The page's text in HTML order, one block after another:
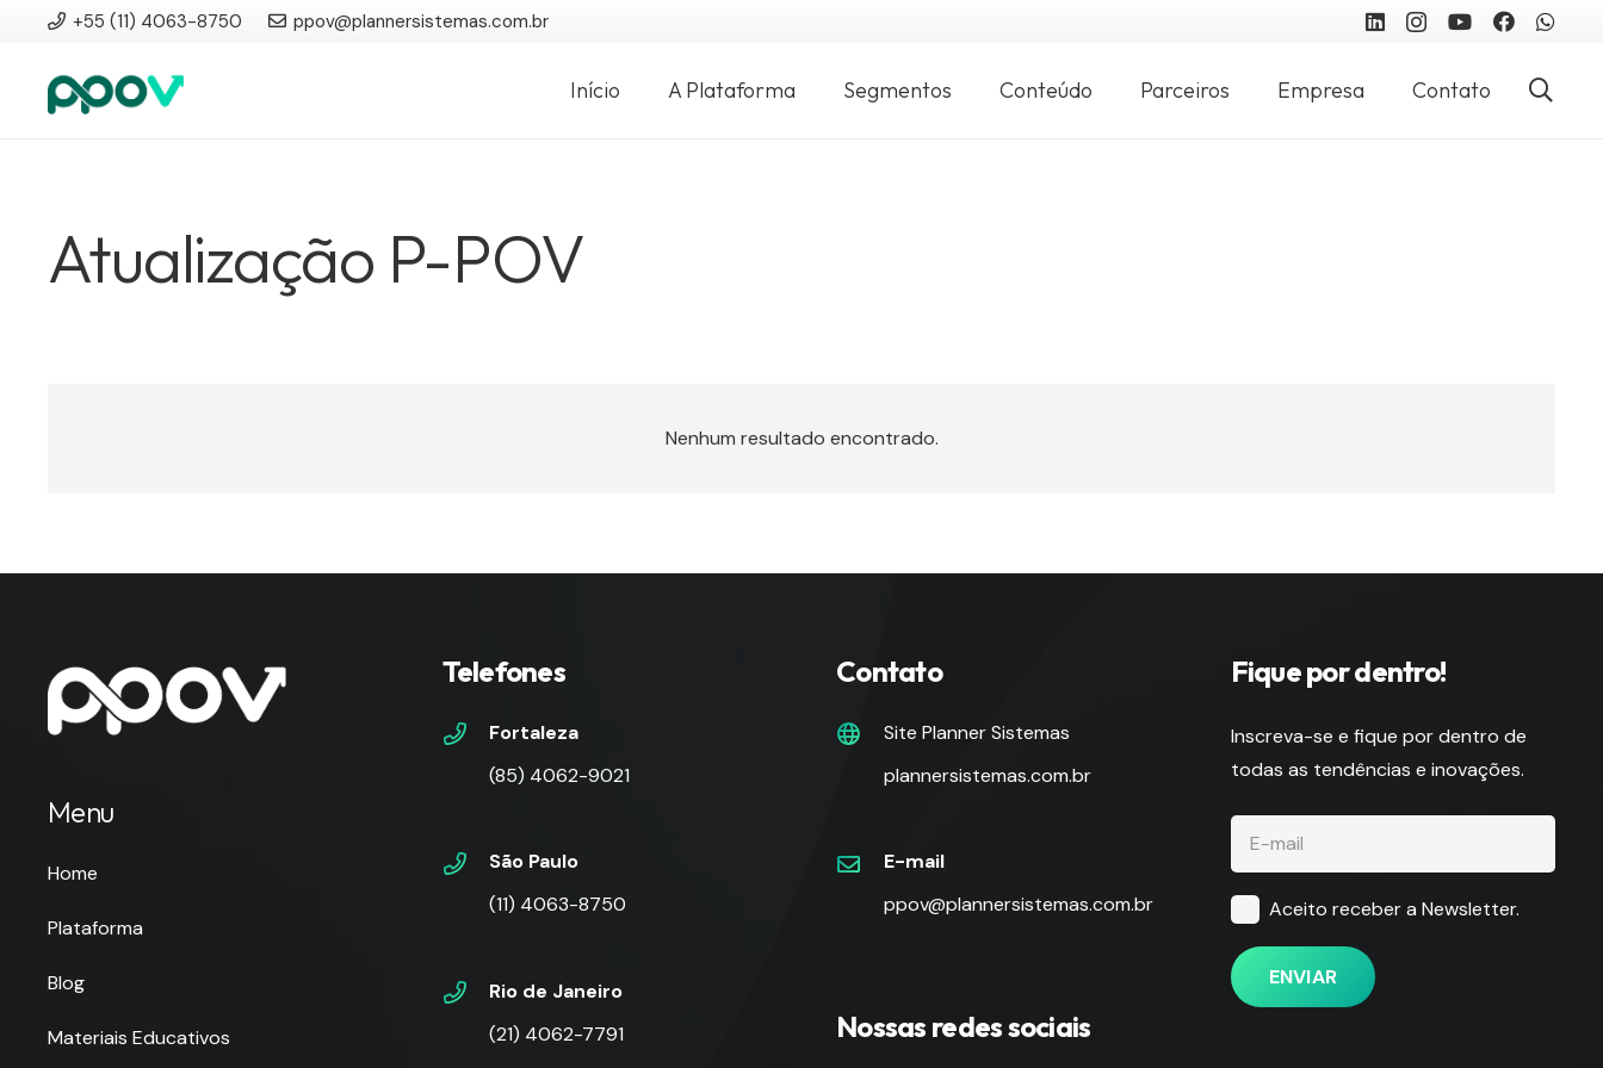
+55 (11) 4063-8750 ppov@plannersistemas.com.br
Início A Plataforma Segmentos Conteúdo Parceiros Empresa Contato
Atualização P-POV
Nenhum resultado encontrado.
Menu
Home
Plataforma
Blog
Materiais Educativos
Telefones
Fortaleza
(85) 4062-9021
São Paulo
(11) 4063-8750
Rio de Janeiro
(21) 4062-7791
Contato
Site Planner Sistemas
plannersistemas.com.br
E-mail
ppov@plannersistemas.com.br
Nossas redes sociais
Fique por dentro!
Inscreva-se e fique por dentro de
todas as tendências e inovações.
Aceito receber a Newsletter.
ENVIAR